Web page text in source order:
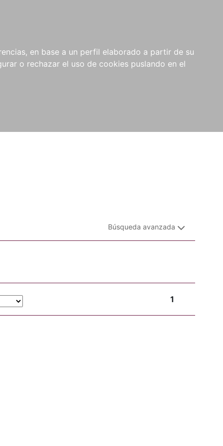
en base a un perfil elaborado a partir de su
o rechazar el uso de cookies puslando en el
NOVEDADES NOTICIAS
COMPRAS
INSTITUCIONALES
Búsqueda avanzada
1